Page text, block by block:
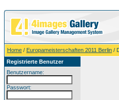
Home / Europameisterschaften 2011 Berlin /
Registrierte Benutzer
Benutzername:
Passwort: